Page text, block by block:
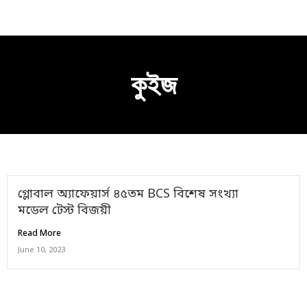
content
কুইজ
গ্লোবাল অ্যাফেয়ার্স ৪৫তম BCS বিশেষ সংখ্যা
মডেল টেস্ট বিজয়ী
Read More
June 10, 2023